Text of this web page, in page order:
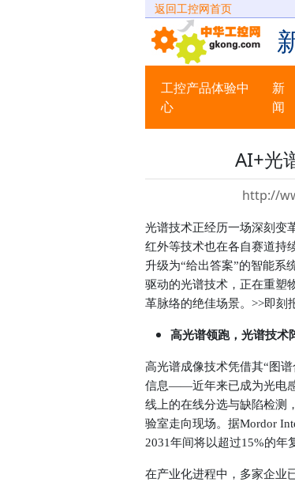
返回工控网首页
工控产品体验中
心
新
闻
AI+光
http://
光谱技术正经历一场深刻变
红外等技术也在各自赛道持
升级为“给出答案”的智能
驱动的光谱技术，正在重塑
革脉络的绝佳场景。 >>即刻
高光谱领跑，光谱技术
高光谱成像技术凭借其“图
信息——近年来已成为光电
线上的在线分选与缺陷检测
验室走向现场。据Mordor
2031年间将以超过15%的年
在产业化进程中，多家企业